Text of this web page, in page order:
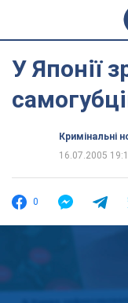
У Японії
Кримінальні
16.07.2005
0